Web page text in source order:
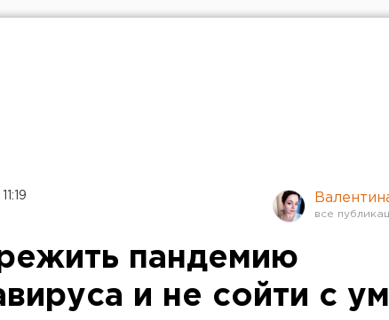
пандемию
и не сойти с